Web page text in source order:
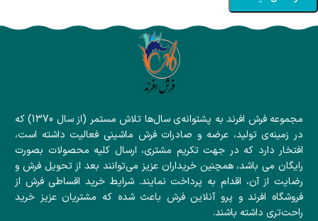
مجموعه فرش افرند به پشتوانه‌ی سال‌ها تلاش مستمر (از سال 1370) که
در زمینه‌ی تولید، عرضه و صادرات فرش ماشینی فعالیت داشته است،
افتخار دارد که در جهت تکریم مشتری، ارسال کلیه محصولات بصورت
رایگان می باشد، همچنین خریداران عزیز می‌توانند بعد از تحویل فرش و
رضایت از آن، اقدام به پرداخت نمایند. شرایط خرید اقساطی فرش از
فروشگاه افرند و پرو آنلاین فرش باعث شده که مشتریان عزیز خرید
راحت‌تری داشته باشند.